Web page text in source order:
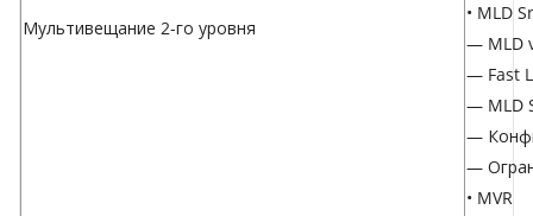
Мультивещание 2-го уровня
• MLD
— MLD
— Fast
— MLD
—
—
• MVR